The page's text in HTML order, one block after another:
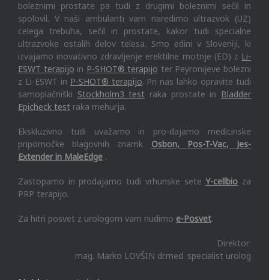
boleznimi prostate pa tudi z drugimi boleznimi sečil in
spolovil. V naši ambulanti vam naredimo ultrazvok (UZ)
celega trebuha, sečil in prostate, kakor tudi specialne
ultrazvoke ostalih delov telesa. Smo edini v Sloveniji, ki
izvajamo inovativno zdravljenje erektilne motnje (ED) z Li-
ESWT terapijo in P-SHOT® terapijo ter Peyronijeve bolezni
z Li-ESWT in P-SHOT® terapijo. Pri nas lahko opravite tudi
samoplačniški Stockholm3 test raka prostate in Bladder
Epicheck test raka mehurja.
Ekskluzivno tudi uvažamo in pro-dajamo medicinske
pripomočke blagovnih znamk Osbon, Pos-T-Vac, Jes-
Extender in MaleEdge .
Zastopamo in prodajamo tudi vrhunske seteY-cellbio za
PRP terapijo.
Za hitri posvet z urologom vam nudimo e-Posvet.
Direktor:
mag. Marko LOVŠIN dr.med. specialist urolog